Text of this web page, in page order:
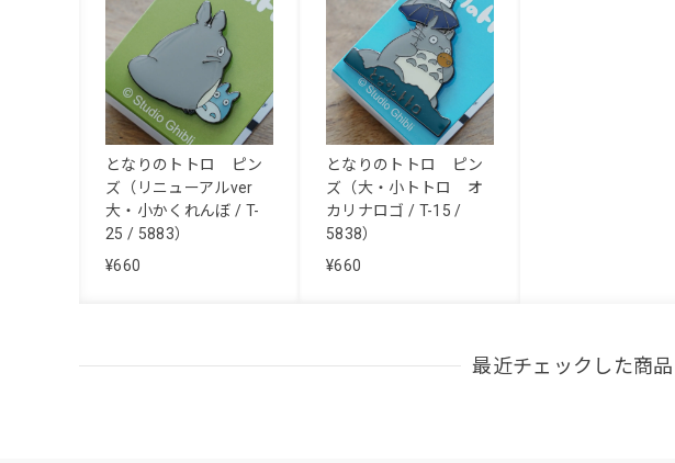
となりのトトロ ピン
ズ（リニューアルver
大・小かくれんぼ / T-
25 / 5883）
¥660
となりのトトロ ピン
ズ（大・小トトロ オ
カリナロゴ / T-15 /
5838）
¥660
最近チェックした商品